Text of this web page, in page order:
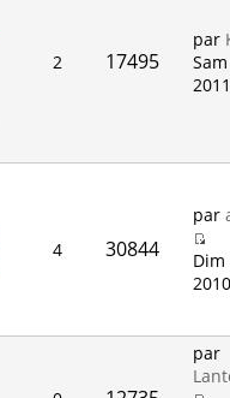
2 17495
par
4 30844
par
Dim
par